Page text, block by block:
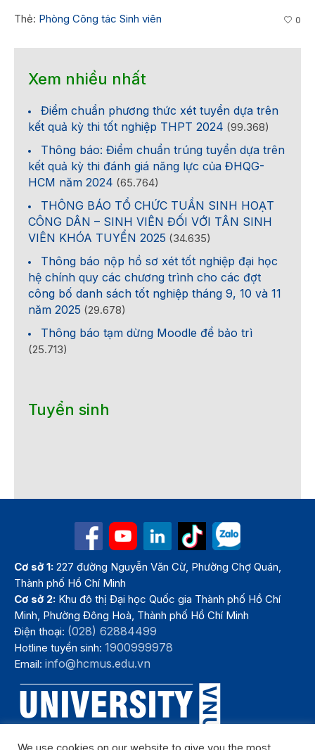
Thẻ: Phòng Công tác Sinh viên 0
Xem nhiều nhất
Điểm chuẩn phương thức xét tuyển dựa trên
kết quả kỳ thi tốt nghiệp THPT 2024 (99.368)
Thông báo: Điểm chuẩn trúng tuyển dựa trên
kết quả kỳ thi đánh giá năng lực của ĐHQG-
HCM năm 2024 (65.764)
THÔNG BÁO TỔ CHỨC TUẦN SINH HOẠT
CÔNG DÂN – SINH VIÊN ĐỐI VỚI TÂN SINH
VIÊN KHÓA TUYỂN 2025 (34.635)
Thông báo nộp hồ sơ xét tốt nghiệp đại học
hệ chính quy các chương trình cho các đợt
công bố danh sách tốt nghiệp tháng 9, 10 và 11
năm 2025 (29.678)
Thông báo tạm dừng Moodle để bảo trì
(25.713)
Tuyển sinh
Cơ sở 1: 227 đường Nguyễn Văn Cừ, Phường Chợ Quán,
Thành phố Hồ Chí Minh
Cơ sở 2: Khu đô thị Đại học Quốc gia Thành phố Hồ Chí
Minh, Phường Đông Hoà, Thành phố Hồ Chí Minh
Điện thoại: (028) 62884499
Hotline tuyển sinh:1900999978
Email:info@hcmus.edu.vn